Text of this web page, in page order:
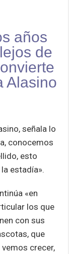
años
de
Alasino
señala lo
conocemos
esto
estadía».
«en
los que
con sus
que
vemos crecer,